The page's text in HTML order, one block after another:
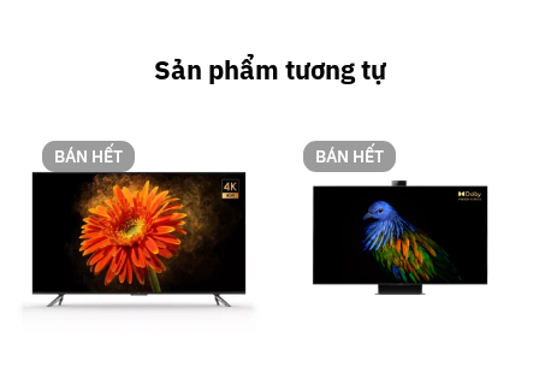
Sản phẩm tương tự
BÁN HẾT BÁN HẾT